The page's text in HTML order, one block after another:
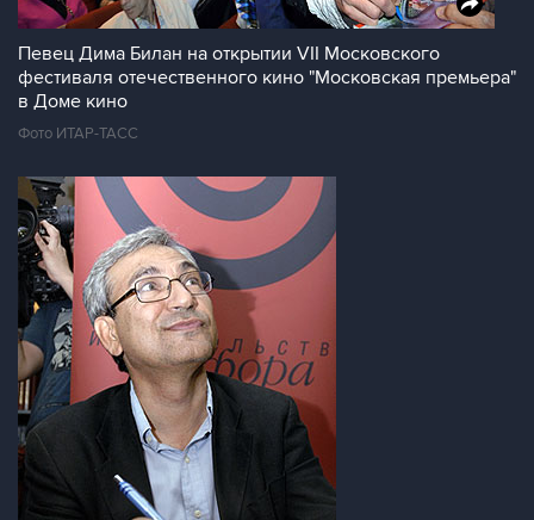
Певец Дима Билан на открытии VII Московского
фестиваля отечественного кино "Московская премьера"
в Доме кино
Фото ИТАР-ТАСС